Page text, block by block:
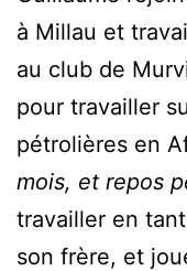
à Millau et
au club de
pour travailler
pétrolières en
mois, et repos
travailler en
son frère, et